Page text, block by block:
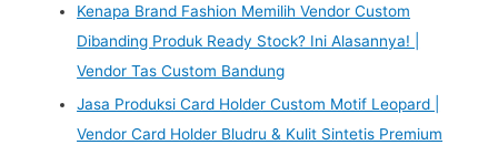
Kenapa Brand Fashion Memilih Vendor Custom
Dibanding Produk Ready Stock? Ini Alasannya! |
Vendor Tas Custom Bandung
Jasa Produksi Card Holder Custom Motif Leopard |
Vendor Card Holder Bludru & Kulit Sintetis Premium